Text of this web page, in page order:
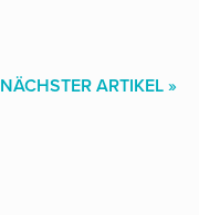
NÄCHSTER ARTIKEL »